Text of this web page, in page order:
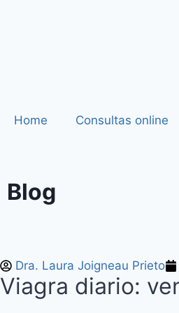
Home Consultas online
Blog
Dra. Laura Joigneau Prieto
Viagra diario: